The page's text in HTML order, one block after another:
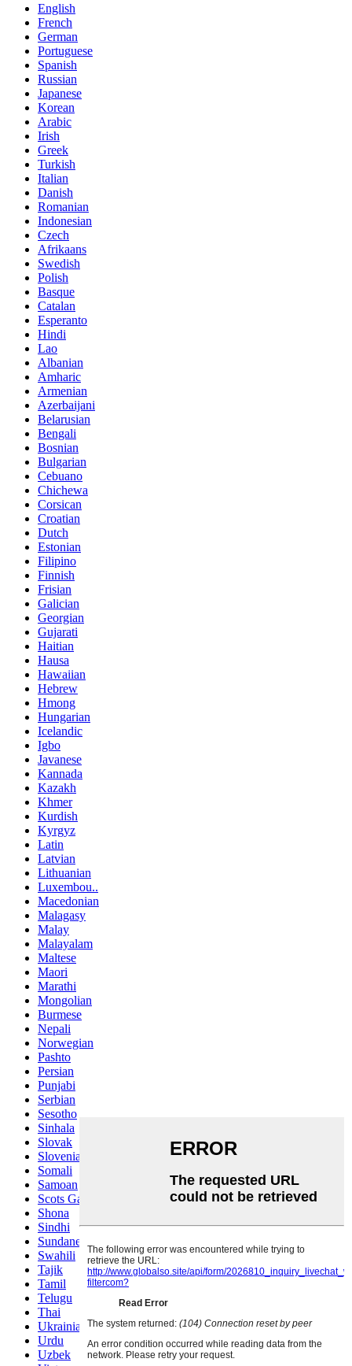
English
French
German
Portuguese
Spanish
Russian
Japanese
Korean
Arabic
Irish
Greek
Turkish
Italian
Danish
Romanian
Indonesian
Czech
Afrikaans
Swedish
Polish
Basque
Catalan
Esperanto
Hindi
Lao
Albanian
Amharic
Armenian
Azerbaijani
Belarusian
Bengali
Bosnian
Bulgarian
Cebuano
Chichewa
Corsican
Croatian
Dutch
Estonian
Filipino
Finnish
Frisian
Galician
Georgian
Gujarati
Haitian
Hausa
Hawaiian
Hebrew
Hmong
Hungarian
Icelandic
Igbo
Javanese
Kannada
Kazakh
Khmer
Kurdish
Kyrgyz
Latin
Latvian
Lithuanian
Luxembou..
Macedonian
Malagasy
Malay
Malayalam
Maltese
Maori
Marathi
Mongolian
Burmese
Nepali
Norwegian
Pashto
Persian
Punjabi
Serbian
Sesotho
Sinhala
Slovak
Slovenian
Somali
Samoan
Scots Gaelic
Shona
Sindhi
Sundanese
Swahili
Tajik
Tamil
Telugu
Thai
Ukrainian
Urdu
Uzbek